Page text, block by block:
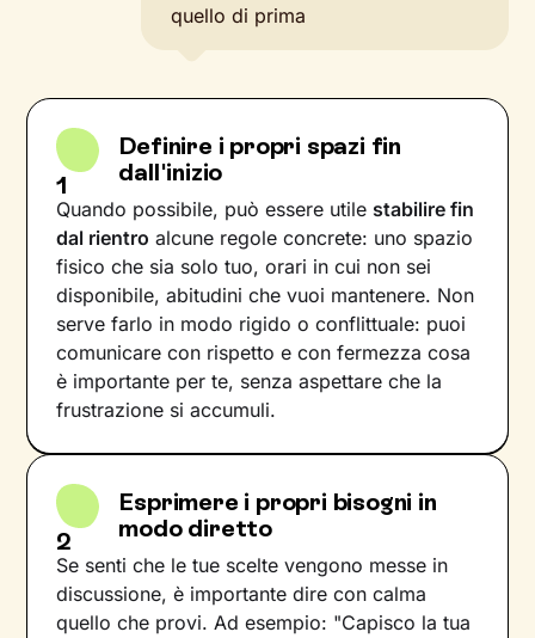
quello di prima
1
Definire i propri spazi fin
dall'inizio
Quando possibile, può essere utile stabilire fin
dal rientro alcune regole concrete: uno spazio
fisico che sia solo tuo, orari in cui non sei
disponibile, abitudini che vuoi mantenere. Non
serve farlo in modo rigido o conflittuale: puoi
comunicare con rispetto e con fermezza cosa
è importante per te, senza aspettare che la
frustrazione si accumuli.
2
Esprimere i propri bisogni in
modo diretto
Se senti che le tue scelte vengono messe in
discussione, è importante dire con calma
quello che provi. Ad esempio: "Capisco la tua